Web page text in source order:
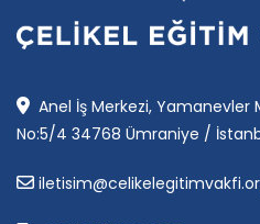
Anel İş Merkezi, Yamanevler
No:5/4 34768 Ümraniye /